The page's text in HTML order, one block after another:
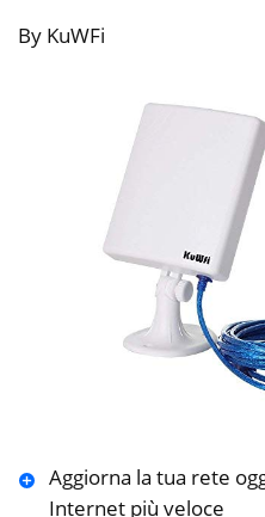
By KuWFi
Aggiorna la tua rete
Internet più veloce